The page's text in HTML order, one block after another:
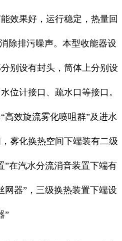
效果好，运行稳定，热量回
除排污噪声。本型收能器设
别设有封头，筒体上分别设
位计接口、疏水口等接口。
高效旋流雾化喷咀群”及进水
雾化换热空间下端装有二级
”在汽水分流消音装置下端有
网器”，三级换热装置下端设
”